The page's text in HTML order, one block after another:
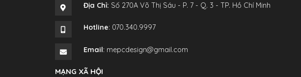
Địa Chỉ: Số 270A Võ Thị Sáu - P. 7 - Q. 3 - TP. Hồ Chí Minh
Hotline: 070.340.9997
Email: mepcdesign@gmail.com
MẠNG XÃ HỘI